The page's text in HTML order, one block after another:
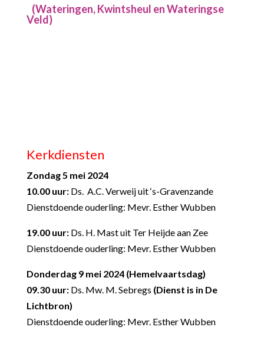
(Wateringen, Kwintsheul en Wateringse
Veld)
Kerkdiensten
Zondag 5 mei 2024
10.00 uur: Ds. A.C. Verweij uit ‘s-Gravenzande
Dienstdoende ouderling: Mevr. Esther Wubben
19.00 uur:Ds. H. Mast uit Ter Heijde aan Zee
Dienstdoende ouderling: Mevr. Esther Wubben
Donderdag 9 mei 2024 (Hemelvaartsdag)
09.30 uur: Ds. Mw. M. Sebregs (Dienst is in De
Lichtbron)
Dienstdoende ouderling: Mevr. Esther Wubben